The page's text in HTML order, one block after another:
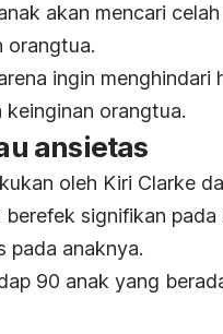
akan mencari
orangtua.
ingin menghindari
orangtua.
ansietas
oleh Kiri Clarke
signifikan pada
pada anaknya.
90 anak yang